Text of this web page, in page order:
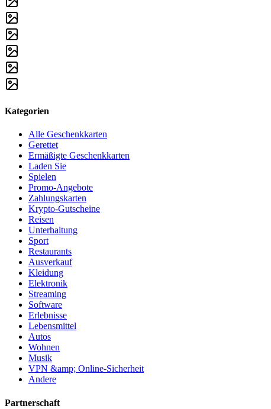
Kategorien
Alle Geschenkkarten
Gerettet
Ermäßigte Geschenkkarten
Laden Sie
Spielen
Promo-Angebote
Zahlungskarten
Krypto-Gutscheine
Reisen
Unterhaltung
Sport
Restaurants
Ausverkauf
Kleidung
Elektronik
Streaming
Software
Erlebnisse
Lebensmittel
Autos
Wohnen
Musik
VPN &amp; Online-Sicherheit
Andere
Partnerschaft